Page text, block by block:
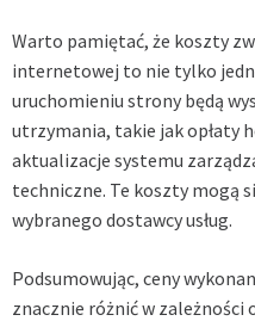
Warto pamiętać, że koszty
internetowej to nie tylko
uruchomieniu strony będą
utrzymania, takie jak opłaty
aktualizacje systemu
techniczne. Te koszty mogą
wybranego dostawcy usług.
Podsumowując, ceny
znacznie różnić w zależności